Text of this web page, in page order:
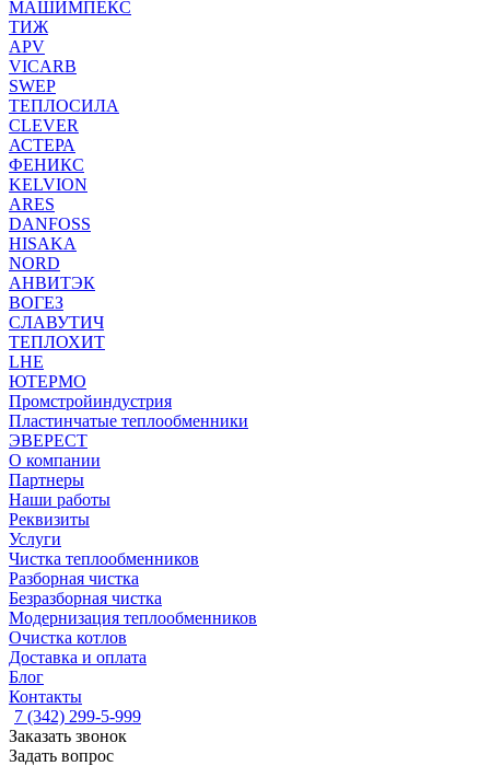
МАШИМПЕКС
ТИЖ
APV
VICARB
SWEP
ТЕПЛОСИЛА
CLEVER
АСТЕРА
ФЕНИКС
KELVION
ARES
DANFOSS
HISAKA
NORD
АНВИТЭК
ВОГЕЗ
СЛАВУТИЧ
ТЕПЛОХИТ
LHE
ЮТЕРМО
Промстройиндустрия
Пластинчатые теплообменники
ЭВЕРЕСТ
О компании
Партнеры
Наши работы
Реквизиты
Услуги
Чистка теплообменников
Разборная чистка
Безразборная чистка
Модернизация теплообменников
Очистка котлов
Доставка и оплата
Блог
Контакты
7 (342) 299-5-999
Заказать звонок
Задать вопрос